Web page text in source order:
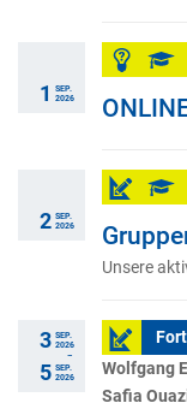
1
SEP.
2026
2 SEP.
2026
Unsere
3 SEP.
2026
–
5 SEP.
2026
Wolfgang
Safia